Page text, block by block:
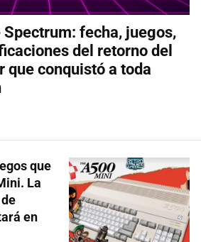
Spectrum: fecha, juegos,
del retorno del
que conquistó a toda
que
La
en